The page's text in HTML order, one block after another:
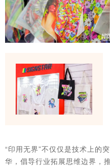
“印用无界”不仅仅是技术上的
华，倡导行业拓展思维边界，